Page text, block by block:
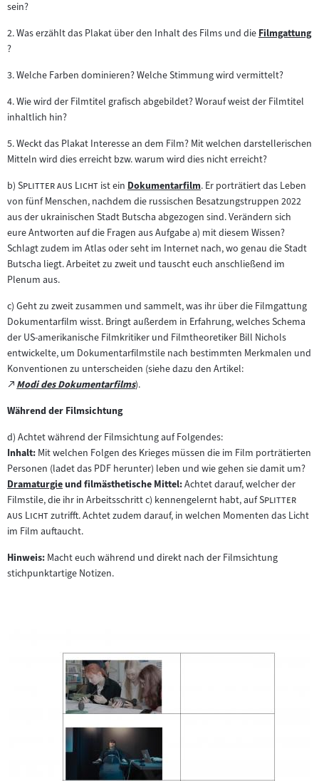
sein?
2. Was erzählt das Plakat über den Inhalt des Films und dieZum
Filmgattung
?
3. Welche Farben dominieren? Welche Stimmung wird vermittelt?
4. Wie wird der Filmtitel grafisch abgebildet? Worauf weist der Filmtitel
inhaltlich hin?
5. Weckt das Plakat Interesse an dem Film? Mit welchen darstellerischen
Mitteln wird dies erreicht bzw. warum wird dies nicht erreicht?
b) "
Splitter aus Licht"ist ein Zum
Inhalt:
Dokumentarfilm. Er porträtiert das Leben
von fünf Menschen, nachdem die russischen Besatzungstruppen 2022
aus der ukrainischen Stadt Butscha abgezogen sind. Verändern sich
eure Antworten auf die Fragen aus Aufgabe a) mit diesem Wissen?
Schlagt zudem im Atlas oder seht im Internet nach, wo genau die Stadt
Butscha liegt. Arbeitet zu zweit und tauscht euch anschließend im
Plenum aus.
c) Geht zu zweit zusammen und sammelt, was ihr über die Filmgattung
Dokumentarfilm wisst. Bringt außerdem in Erfahrung, welches Schema
der US-amerikanische Filmkritiker und Filmtheoretiker Bill Nichols
entwickelte, um Dokumentarfilmstile nach bestimmten Merkmalen und
Konventionen zu unterscheiden (siehe dazu den Artikel:
Zum
Inhalt:
Modi des Dokumentarfilms
(öffnet
im
Tab)
).
Während der Filmsichtung
d) Achtet während der Filmsichtung auf Folgendes:
Inhalt: Mit welchen Folgen des Krieges müssen die im Film porträtierten
Personen (ladet das PDF herunter) leben und wie gehen sie damit um?
Zum
Inhalt:
Dramaturgieund filmästhetische Mittel:Achtet darauf, welcher der
Filmstile, die ihr in Arbeitsschritt c) kennengelernt habt, auf"
Splitter
aus Licht"zutrifft. Achtet zudem darauf, in welchen Momenten das Licht
im Film auftaucht.
Hinweis: Macht euch während und direkt nach der Filmsichtung
stichpunktartige Notizen.